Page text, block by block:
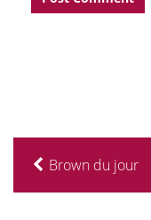
Brown du jour